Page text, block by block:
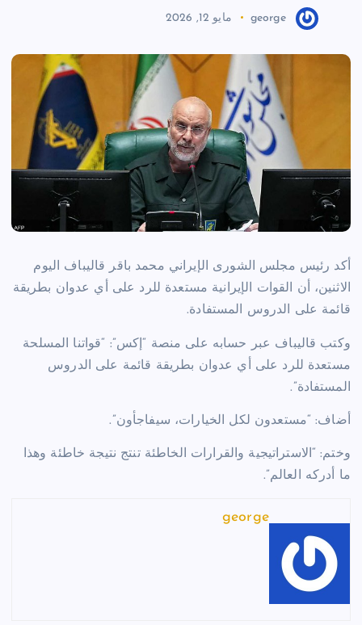
george مايو 12, 2026
أكد رئيس مجلس الشورى الإيراني محمد باقر قاليباف اليوم
الاثنين، أن القوات الإيرانية مستعدة للرد على أي عدوان بطريقة
قائمة على الدروس المستفادة.
وكتب قاليباف عبر حسابه على منصة “إكس”: “‏قواتنا المسلحة
مستعدة للرد على أي عدوان بطريقة قائمة على الدروس
المستفادة”.
أضاف: “مستعدون لكل الخيارات، سيفاجأون”.
وختم: “الاستراتيجية والقرارات الخاطئة تنتج نتيجة خاطئة وهذا
ما أدركه العالم”.
george